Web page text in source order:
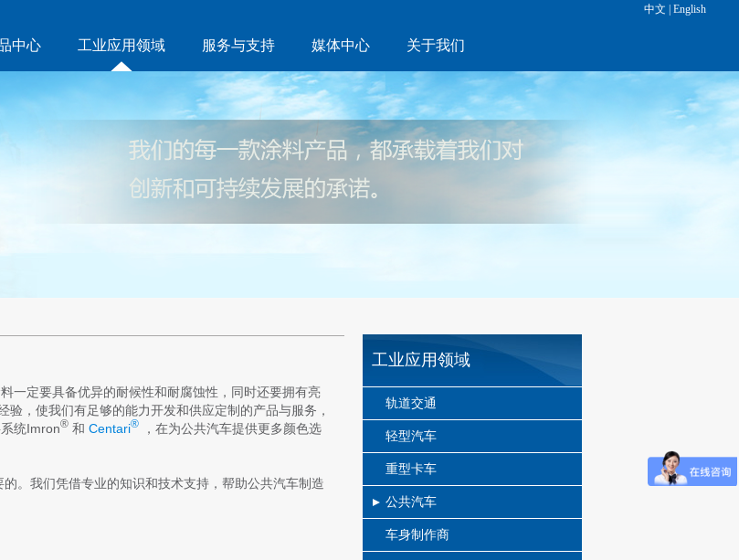
中文 English
中心 工业应用领域 服务与支持 媒体中心 关于我们
定要具备优异的耐候性和耐腐蚀性，同时还要拥有亮
，使我们有足够的能力开发和供应定制的产品与服务，
统Imron® 和 Centari®
，在为公共汽车提供更多颜色选
我们凭借专业的知识和技术支持，帮助公共汽车制造
工业应用领域
轨道交通
轻型汽车
重型卡车
公共汽车
车身制作商